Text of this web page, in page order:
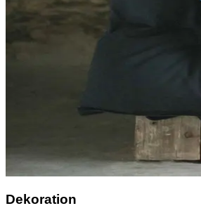
Dekoration